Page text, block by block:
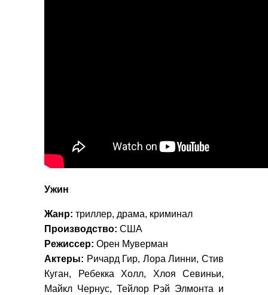
Ужин
Жанр: триллер, драма, криминал
Производство: США
Режиссер: Орен Муверман
Актеры: Ричард Гир, Лора Линни, Стив
Куган, Ребекка Холл, Хлоя Севиньи,
Майкл Чернус, Тейлор Рэй Элмонта и